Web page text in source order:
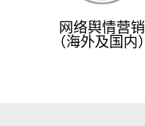
网络舆情营销
（海外及国内）